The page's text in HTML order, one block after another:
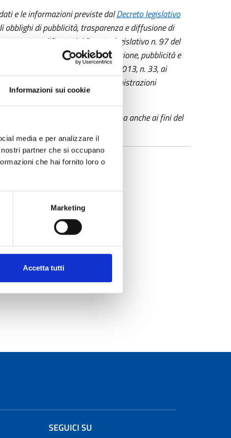
Informazioni sui cookie
media e per analizzare il
partner che si occupano
che hai fornito loro o
Marketing
Accetta tutti
e le informazioni previste dalDecreto legislativo
obblighi di pubblicità, trasparenza e diffusione di
e semplificato dal Decreto legislativo n. 97 del
di prevenzione della corruzione, pubblicità e
decreto legislativo 14 marzo 2013, n. 33, ai
di riorganizzazione delle amministrazioni
informazioni previste dalla norma anche ai fini del
SEGUICI SU